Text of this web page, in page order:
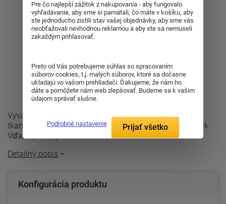
Vyvarovacie, antialergická prikrývka Aneta s brúsenou
tkaninou z mikrovlákna, ktorá je veľmi príjemná na dotyk.
Vďaka použitým materiálom ...
Detailný popis
Konfigurácia produktu
Pre čo najlepší zážitok z nakupovania - aby fungovalo
vyhľadávanie, aby sme si pamätali, čo máte v košíku, aby
ste jednoducho zistili stav vašej objednávky, aby sme vás
neobťažovali nevhodnou reklamou a aby ste sa nemuseli
zakaždým prihlasovať.
Preto od Vás potrebujeme súhlas so spracovaním
súborov cookies, t.j. malých súborov, ktoré sa dočasne
ukladajú vo vašom prehliadači. Ďakujeme, že nám ho
dáte a pomôžete nám web zlepšovať. Budeme sa k vašim
údajom správať slušne.
Podrobné nastavenie Prijať všetko